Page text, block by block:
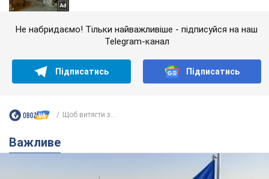
Не набридаємо! Тільки найважливіше - підписуйся на наш
Telegram-канал
Підписатись Підписатись
Щоб витягти з...
Важливе